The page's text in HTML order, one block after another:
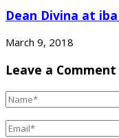
Dean Divina at
March 9, 2018
Leave a Comment